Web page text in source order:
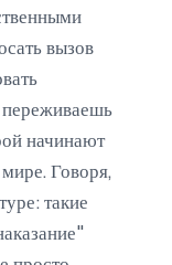
вызов
переживаешь
начинают
Говоря,
такие